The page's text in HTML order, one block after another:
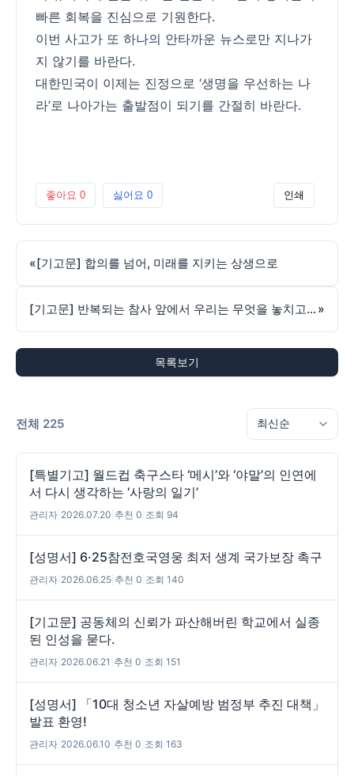
빠른 회복을 진심으로 기원한다.
이번 사고가 또 하나의 안타까운 뉴스로만 지나가
지 않기를 바란다.
대한민국이 이제는 진정으로 ‘생명을 우선하는 나
라’로 나아가는 출발점이 되기를 간절히 바란다.
좋아요 0 싫어요 0 인쇄
«[기고문] 합의를 넘어, 미래를 지키는 상생으로
[기고문] 반복되는 참사 앞에서 우리는 무엇을 놓치고 있는가? »
목록보기
전체 225
[특별기고] 월드컵 축구스타 ‘메시’와 ‘야말’의 인연에
서 다시 생각하는 ‘사랑의 일기’
관리자 2026.07.20 추천 0 조회 94
[성명서] 6·25참전호국영웅 최저 생계 국가보장 촉구
관리자 2026.06.25 추천 0 조회 140
[기고문] 공동체의 신뢰가 파산해버린 학교에서 실종
된 인성을 묻다.
관리자 2026.06.21 추천 0 조회 151
[성명서] 「10대 청소년 자살예방 범정부 추진 대책」
발표 환영!
관리자 2026.06.10 추천 0 조회 163